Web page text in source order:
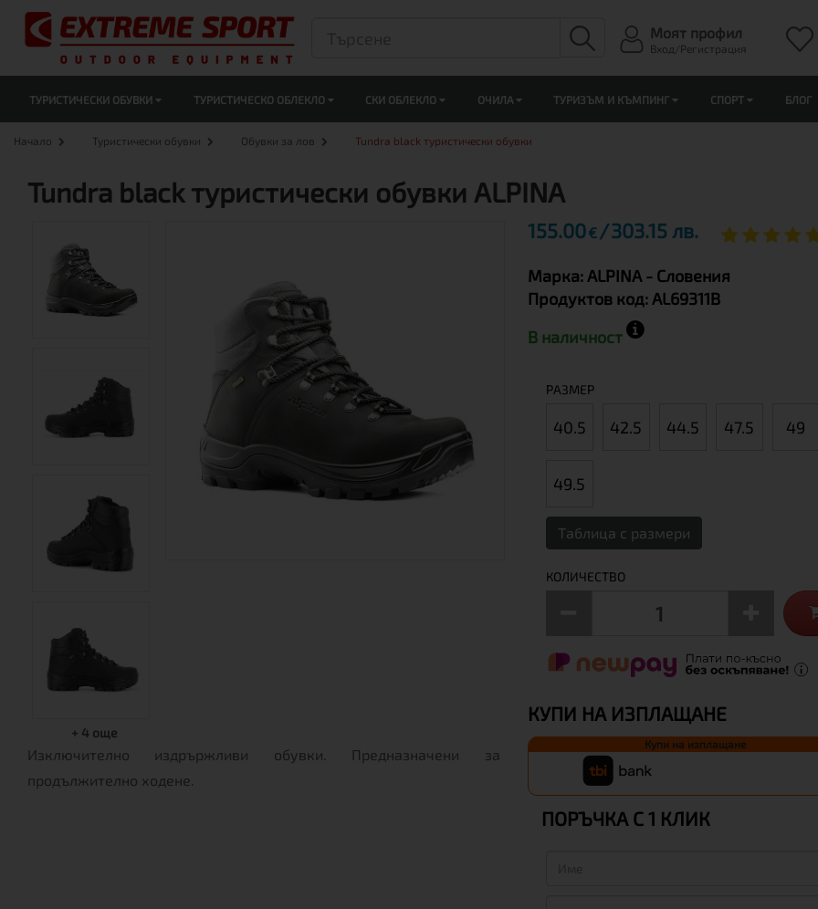
Моят профил
Вход/Регистрация
ТУРИСТИЧЕСКИ ОБУВКИ ТУРИСТИЧЕСКО ОБЛЕКЛО СКИ ОБЛЕКЛО ОЧИЛА ТУРИЗЪМ И КЪМПИНГ СПОРТ БЛОГ
Начало Туристически обувки Обувки за лов Tundra black туристически обувки
Tundra black туристически обувки ALPINA
+ 4 още
Изключително издрържливи обувки. Предназначени за
продължително ходене.
155.00€ 303.15 лв.
Марка: ALPINA - Словения
Продуктов код: AL69311B
В наличност
РАЗМЕР
40.5 42.5 44.5 47.5 49
49.5
Таблица с размери
КОЛИЧЕСТВО
КУПИ НА ИЗПЛАЩАНЕ
Купи на изплащане
ПОРЪЧКА С 1 КЛИК